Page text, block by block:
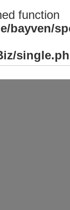
function
bayven/